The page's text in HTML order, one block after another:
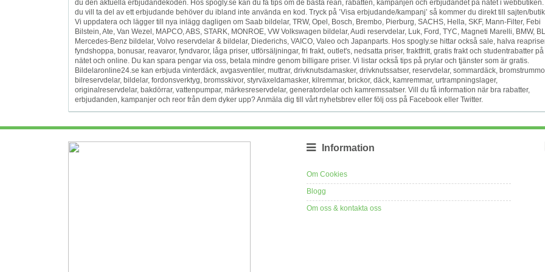
du den aktuella erbjudandekoden. Hos spogly.se kan du få tips om de bästa rean, rabatten, kampanjen och erbjudandet på nätet i webbutiken.
du vill ta del av ett erbjudande behöver du ibland inte använda en kod. Tryck på ’Visa erbjudande/kampanj’ så kommer du direkt till sajten/
Vi uppdatera och lägger till nya inlägg dagligen om Saab bildelar, TRW, Opel, Bosch, Brembo, Pierburg, SACHS, Hella, SKF, Mann-Filter, Febi
Bilstein, Ate, Van Wezel, MAPCO, ABS, STARK, MONROE, VW Volkswagen bildelar, Audi reservdelar, Luk, Ford, TYC, Magneti Marelli, BMW,
Mercedes-Benz bildelar, Volvo reservdelar & bildelar, Diederichs, VAICO, Valeo och Japanparts. Hos spogly.se hittar också sale, halva
fyndshoppa, bonusar, reavaror, fyndvaror, låga priser, utförsäljningar, fri frakt, outlet's, nedsatta priser, fraktfritt, gratis frakt och studentrabatter på
nätet och online. Du kan spara pengar via oss, betala mindre genom billigare priser. Vi listar också tips på prylar och tjänster som är gratis.
Bildelaronline24.se kan erbjuda vinterdäck, avgasventiler, muttrar, drivknutsdamasker, drivknutssatser, reservdelar, sommardäck,
bilreservdelar, bildelar, fordonsverktyg, bromsskivor, styrväxeldamasker, kilremmar, brickor, däck, kamremmar, urtrampningslager,
originalreservdelar, bakdörrar, vattenpumpar, märkesreservdelar, generatordelar och kamremssatser. Vill du få information när bra rabatter,
erbjudanden, kampanjer och reor från dem dyker upp? Anmäla dig till vårt nyhetsbrev eller följ oss på Facebook eller Twitter.
Information
Om Cookies
Blogg
Om oss & kontakta oss